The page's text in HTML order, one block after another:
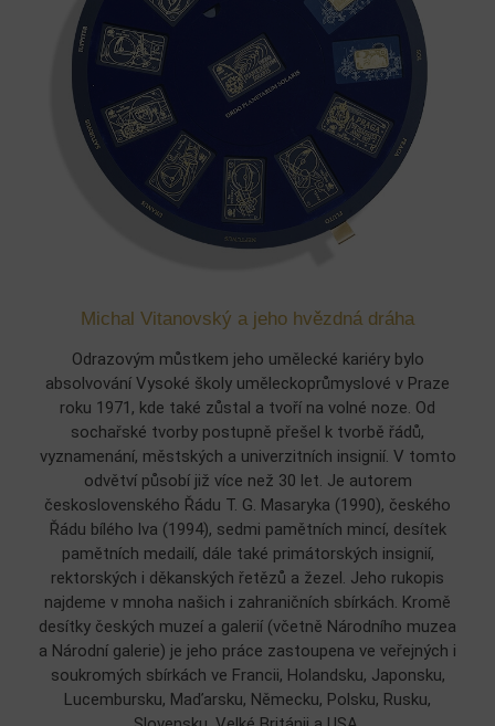
Michal Vitanovský a jeho hvězdná dráha
Odrazovým můstkem jeho umělecké kariéry bylo
absolvování Vysoké školy uměleckoprůmyslové v Praze
roku 1971, kde také zůstal a tvoří na volné noze. Od
sochařské tvorby postupně přešel k tvorbě řádů,
vyznamenání, městských a univerzitních insignií. V tomto
odvětví působí již více než 30 let. Je autorem
československého Řádu T. G. Masaryka (1990), českého
Řádu bílého lva (1994), sedmi pamětních mincí, desítek
pamětních medailí, dále také primátorských insignií,
rektorských i děkanských řetězů a žezel. Jeho rukopis
najdeme v mnoha našich i zahraničních sbírkách. Kromě
desítky českých muzeí a galerií (včetně Národního muzea
a Národní galerie) je jeho práce zastoupena ve veřejných i
soukromých sbírkách ve Francii, Holandsku, Japonsku,
Lucembursku, Maďarsku, Německu, Polsku, Rusku,